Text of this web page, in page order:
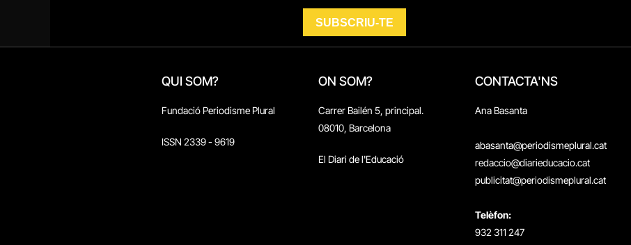
QUI SOM?
Fundació Periodisme Plural
ISSN 2339 - 9619
ON SOM?
Carrer Bailén 5, principal.
08010, Barcelona
El Diari de l'Educació
CONTACTA'NS
Ana Basanta
abasanta@periodismeplural.cat
redaccio@diarieducacio.cat
publicitat@periodismeplural.cat
Telèfon:
932 311 247